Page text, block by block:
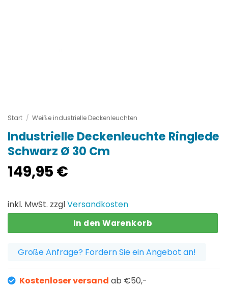
Start / Weiße industrielle Deckenleuchten
Industrielle Deckenleuchte Ringlede
Schwarz Ø 30 Cm
149,95 €
inkl. MwSt. zzglVersandkosten
In den Warenkorb
Große Anfrage? Fordern Sie ein Angebot an!
Kostenloser versand ab €50,-